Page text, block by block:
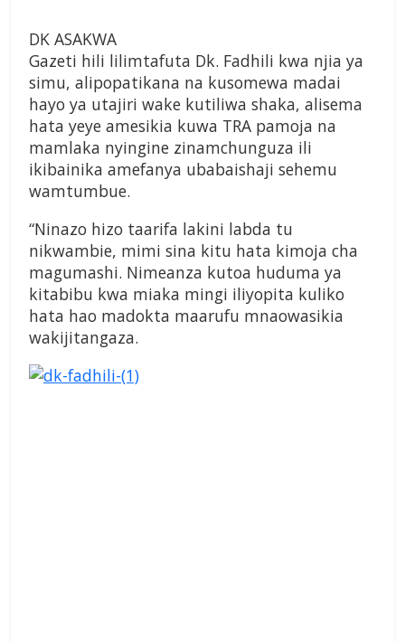
DK ASAKWA
Gazeti hili lilimtafuta Dk. Fadhili kwa njia ya
simu, alipopatikana na kusomewa madai
hayo ya utajiri wake kutiliwa shaka, alisema
hata yeye amesikia kuwa TRA pamoja na
mamlaka nyingine zinamchunguza ili
ikibainika amefanya ubabaishaji sehemu
wamtumbue.
“Ninazo hizo taarifa lakini labda tu
nikwambie, mimi sina kitu hata kimoja cha
magumashi. Nimeanza kutoa huduma ya
kitabibu kwa miaka mingi iliyopita kuliko
hata hao madokta maarufu mnaowasikia
wakijitangaza.